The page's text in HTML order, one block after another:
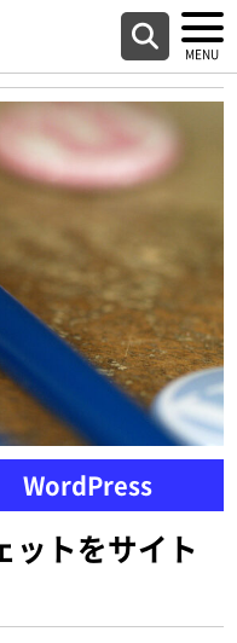
WordPress
トをサイト